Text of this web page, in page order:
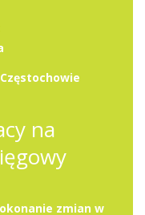
na
zmian w